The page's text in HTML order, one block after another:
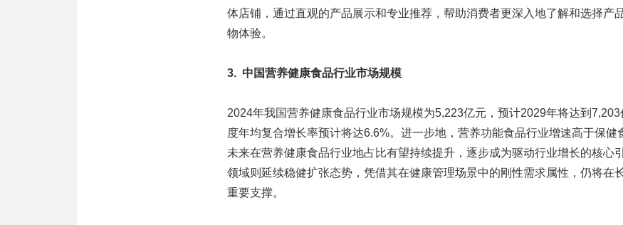
体店铺，通过直观的产品展示和专业推荐，帮助消费者更深入地了解和选择产
物体验。
3. 中国营养健康食品行业市场规模
2024年我国营养健康食品行业市场规模为5,223亿元，预计2029年将达到
度年均复合增长率预计将达6.6%。进一步地，营养功能食品行业增速高于保健
未来在营养健康食品行业地占比有望持续提升，逐步成为驱动行业增长的核心
领域则延续稳健扩张态势，凭借其在健康管理场景中的刚性需求属性，仍将在
重要支撑。